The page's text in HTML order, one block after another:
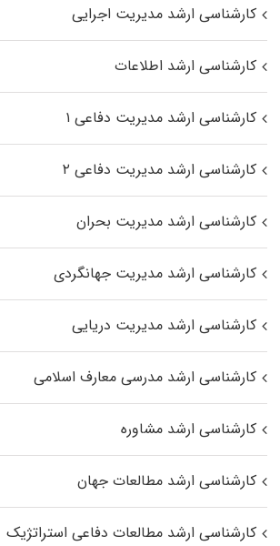
کارشناسی ارشد مدیریت اجرایی
کارشناسی ارشد اطلاعات
کارشناسی ارشد مدیریت دفاعی ۱
کارشناسی ارشد مدیریت دفاعی ۲
کارشناسی ارشد مدیریت بحران
کارشناسی ارشد مدیریت جهانگردی
کارشناسی ارشد مدیریت دریایی
کارشناسی ارشد مدرسی معارف اسلامی
کارشناسی ارشد مشاوره
کارشناسی ارشد مطالعات جهان
کارشناسی ارشد مطالعات دفاعی استراتژیک